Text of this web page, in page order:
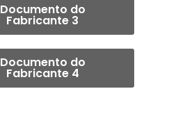
Documento do
Fabricante 3
Documento do
Fabricante 4